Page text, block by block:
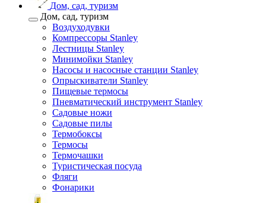
Дом, сад, туризм
Дом, сад, туризм
Воздуходувки
Компрессоры Stanley
Лестницы Stanley
Минимойки Stanley
Насосы и насосные станции Stanley
Опрыскиватели Stanley
Пищевые термосы
Пневматический инструмент Stanley
Садовые ножи
Садовые пилы
Термобоксы
Термосы
Термочашки
Туристическая посуда
Фляги
Фонарики